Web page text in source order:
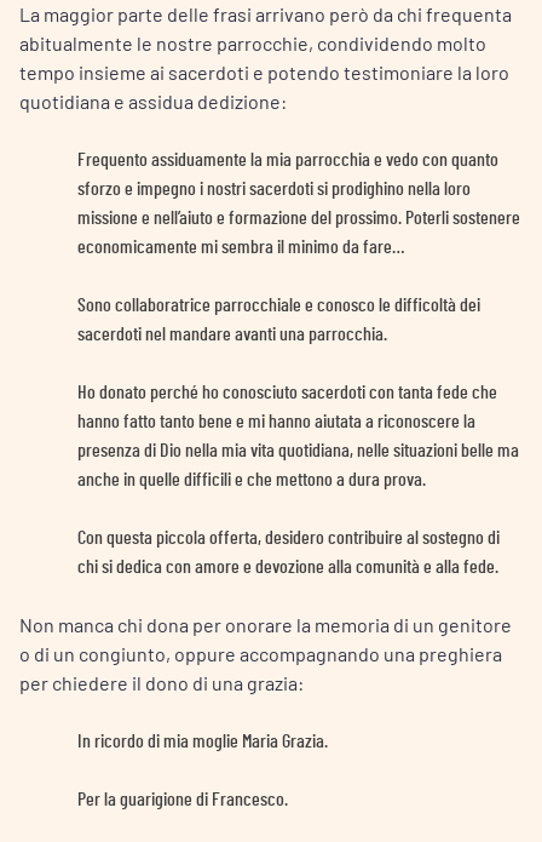
La maggior parte delle frasi arrivano però da chi frequenta
abitualmente le nostre parrocchie, condividendo molto
tempo insieme ai sacerdoti e potendo testimoniare la loro
quotidiana e assidua dedizione:
Frequento assiduamente la mia parrocchia e vedo con quanto
sforzo e impegno i nostri sacerdoti si prodighino nella loro
missione e nell’aiuto e formazione del prossimo. Poterli sostenere
economicamente mi sembra il minimo da fare…
Sono collaboratrice parrocchiale e conosco le difficoltà dei
sacerdoti nel mandare avanti una parrocchia.
Ho donato perché ho conosciuto sacerdoti con tanta fede che
hanno fatto tanto bene e mi hanno aiutata a riconoscere la
presenza di Dio nella mia vita quotidiana, nelle situazioni belle ma
anche in quelle difficili e che mettono a dura prova.
Con questa piccola offerta, desidero contribuire al sostegno di
chi si dedica con amore e devozione alla comunità e alla fede.
Non manca chi dona per onorare la memoria di un genitore
o di un congiunto, oppure accompagnando una preghiera
per chiedere il dono di una grazia:
In ricordo di mia moglie Maria Grazia.
Per la guarigione di Francesco.